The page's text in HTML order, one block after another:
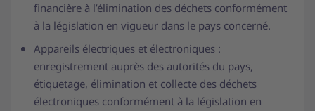
financière à l’élimination des déchets conformément
à la législation en vigueur dans le pays concerné.
Appareils électriques et électroniques :
enregistrement auprès des autorités du pays,
étiquetage, élimination et collecte des déchets
électroniques conformément à la législation en